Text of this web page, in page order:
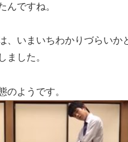
んですね。
、いまいちわかりづらいか
ました。
のようです。